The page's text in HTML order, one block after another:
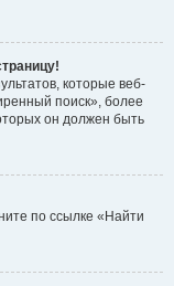
которые веб-
поиск», более
он должен быть
по ссылке «Найти